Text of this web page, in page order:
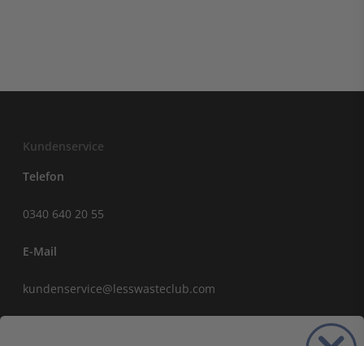
Kundenservice
Telefon
0340 640 20 55
E-Mail
kundenservice@lesswasteclub.com
Sparen Sie 35%